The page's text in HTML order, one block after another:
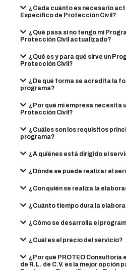
¿Cada cuánto es necesario
Específico de Protección Civil?
¿Qué pasa si no tengo mi
Protección Civil actualizado?
¿Qué es y para qué sirve un
Protección Civil?
¿De qué forma se acredita la
programa?
¿Por qué mi empresa necesita
Protección Civil?
¿Cuáles son los requisitos
programa?
¿A quiénes está dirigido el
¿Dónde se puede realizar el
¿Con quién se realiza la
¿Cuánto tiempo dura la
¿Cómo se desarrolla el
¿Cuál es el precio del servicio?
¿Por qué PROTEO Consultoría
de R.L. de C.V. es la mejor opción